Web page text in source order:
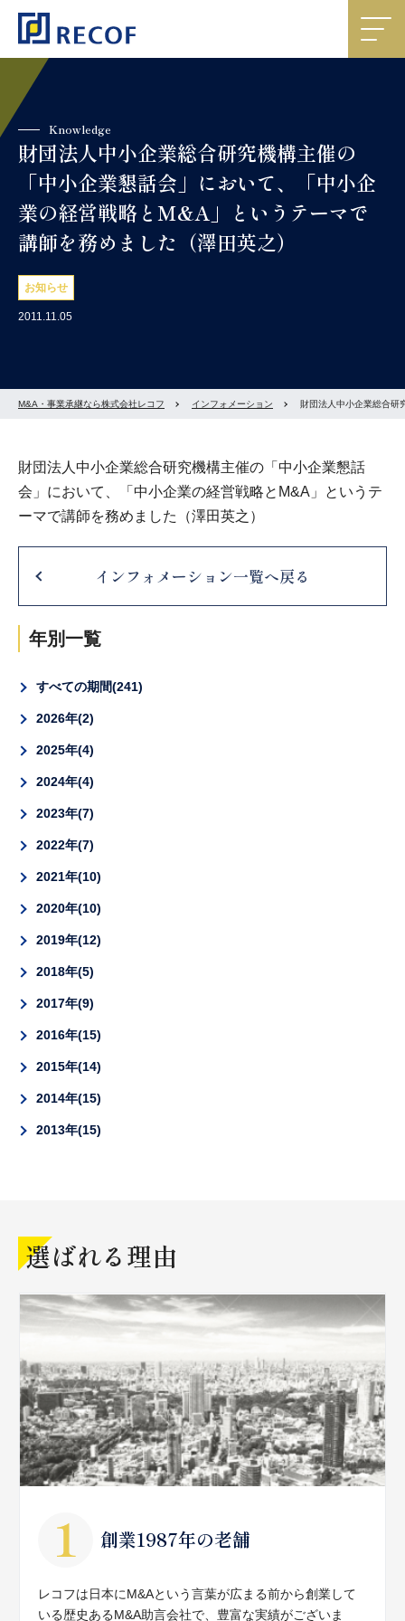
Knowledge
財団法人中小企業総合研究機構主催の
「中小企業懇話会」において、「中小企
業の経営戦略とM&A」というテーマで
講師を務めました（澤田英之）
お知らせ
2011.11.05
M&A・事業承継なら株式会社レコフ インフォメーション 財団法人中小企業総合研
財団法人中小企業総合研究機構主催の「中小企業懇話
会」において、「中小企業の経営戦略とM&A」というテ
ーマで講師を務めました（澤田英之）
インフォメーション一覧へ戻る
年別一覧
すべての期間 241
2026年 2
2025年 4
2024年 4
2023年 7
2022年 7
2021年 10
2020年 10
2019年 12
2018年 5
2017年 9
2016年 15
2015年 14
2014年 15
2013年 15
選ばれる理由
創業1987年の老舗
レコフは日本にM&Aという言葉が広まる前から創業して
いる歴史あるM&A助言会社で、豊富な実績がございま